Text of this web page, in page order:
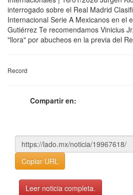
interrogado sobre el Real Madrid
Internacional Serie A Mexicanos en el
Gutiérrez Te recomendamos Vinicius Jr.
"llora" por abucheos en la previa del
Record
Compartir en:
Copiar URL
Leer noticia completa.